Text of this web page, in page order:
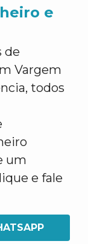
e
de
Vargem
todos
um
e fale